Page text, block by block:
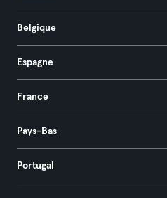
Belgique
Espagne
France
Pays-Bas
Portugal